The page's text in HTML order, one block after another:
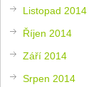
Listopad 2014
Říjen 2014
Září 2014
Srpen 2014